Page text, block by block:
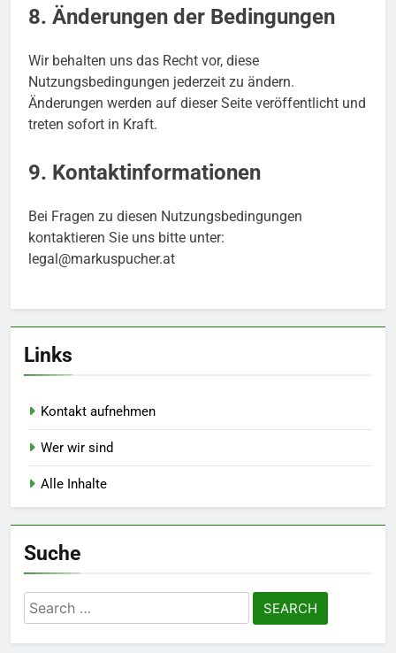
8. Änderungen der Bedingungen
Wir behalten uns das Recht vor, diese
Nutzungsbedingungen jederzeit zu ändern.
Änderungen werden auf dieser Seite veröffentlicht und
treten sofort in Kraft.
9. Kontaktinformationen
Bei Fragen zu diesen Nutzungsbedingungen
kontaktieren Sie uns bitte unter:
legal@markuspucher.at
Links
Kontakt aufnehmen
Wer wir sind
Alle Inhalte
Suche
Search
for: